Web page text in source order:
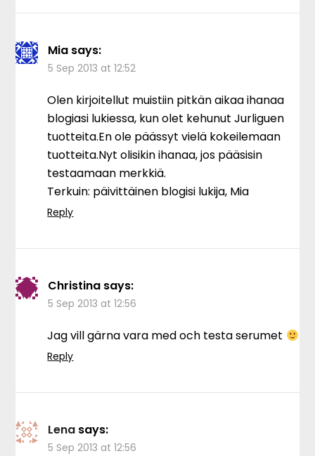
Mia says:
5 Sep 2013 at 12:52
Olen kirjoitellut muistiin pitkän aikaa ihanaa
blogiasi lukiessa, kun olet kehunut Jurliguen
tuotteita.En ole päässyt vielä kokeilemaan
tuotteita.Nyt olisikin ihanaa, jos pääsisin
testaamaan merkkiä.
Terkuin: päivittäinen blogisi lukija, Mia
Reply
Christina says:
5 Sep 2013 at 12:56
Jag vill gärna vara med och testa serumet
Reply
Lena says:
5 Sep 2013 at 12:56